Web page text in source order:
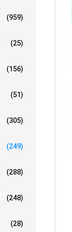
(959)
(25)
(156)
(51)
(305)
(249)
(288)
(248)
(28)